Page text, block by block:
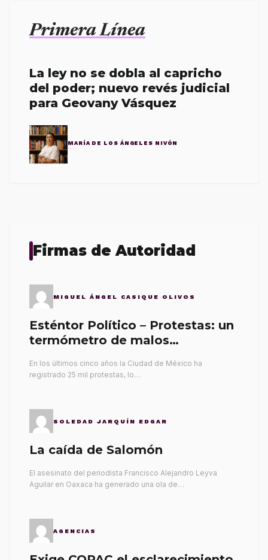
Primera Línea
La ley no se dobla al capricho
del poder; nuevo revés judicial
para Geovany Vásquez
MARÍA DE LOS ÁNGELES NIVÓN
Firmas de Autoridad
MIGUEL ÁNGEL CASIQUE OLIVOS
Esténtor Político – Protestas: un
termómetro de malos
En los últimos cinco años la Ciudad de México ha
registrado 25 mil protestas, lo…
SOLEDAD JARQUÍN EDGAR
La caída de Salomón
El asesinato del periodista Francisco Alejandro Leyva
Aguilar en Oaxaca ha generado una ola de…
AGENCIAS